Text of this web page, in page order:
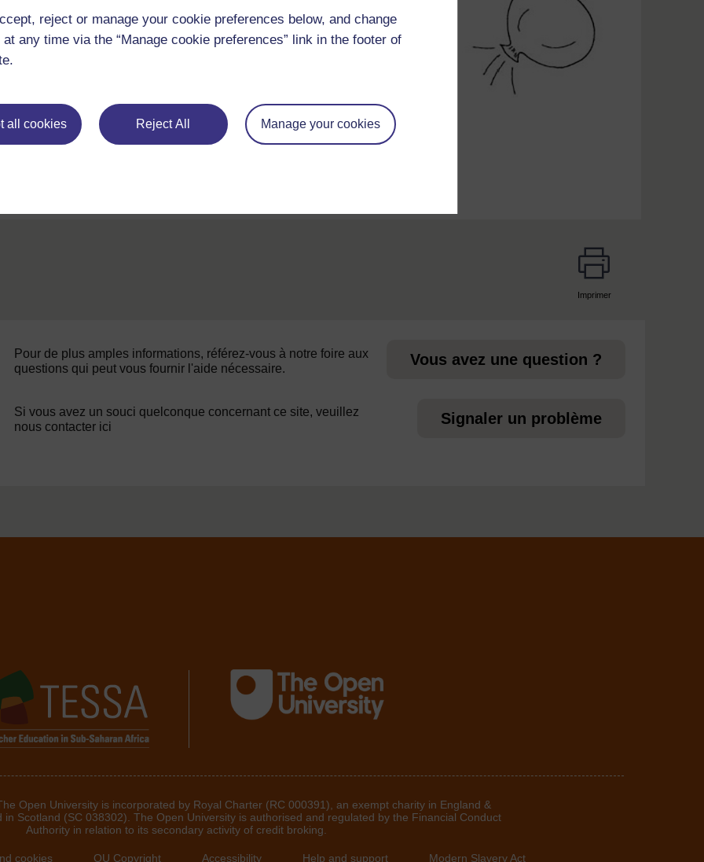
reject or manage your cookie preferences below, and change
any time via the “Manage cookie preferences” link in the footer of
all cookies Reject All Manage your cookies
◀︎ Ressource 2 : Expériences sur l’air
Imprimer
Pour de plus amples informations, référez-vous à notre foire aux
questions qui peut vous fournir l'aide nécessaire.
Vous avez une question ?
Si vous avez un souci quelconque concernant ce site, veuillez
nous contacter ici
Signaler un problème
Open University is incorporated by Royal Charter (RC 000391), an exempt charity in England &
in Scotland (SC 038302). The Open University is authorised and regulated by the Financial Conduct
Authority in relation to its secondary activity of credit broking.
cookies OU Copyright Accessibility Help and support Modern Slavery Act